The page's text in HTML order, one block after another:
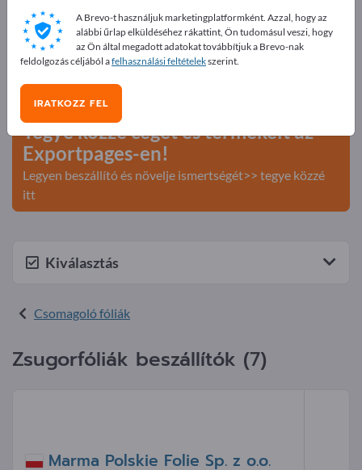
Hirdessen ingyen az Exportpages-
en!
Tegye közzé cégét és termékeit az
Exportpages-en!
Legyen beszállító és növelje ismertségét>> tegye közzé
itt
Kiválasztás
Csomagoló fóliák
Zsugorfóliák beszállítók (7)
Marma Polskie Folie Sp. z o.o.
A Brevo-t használjuk marketingplatformként. Azzal, hogy az
alábbi űrlap elküldéséhez rákattint, Ön tudomásul veszi, hogy
az Ön által megadott adatokat továbbítjuk a Brevo-nak
feldolgozás céljából afelhasználási feltételekszerint.
IRATKOZZ FEL